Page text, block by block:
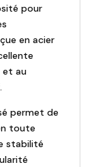
pour
en acier
et au
permet de
toute
stabilité